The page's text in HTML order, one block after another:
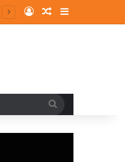
Log InRandom Article
Sidebar